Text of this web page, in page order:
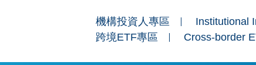
機構投資人專區 Institutional
跨境ETF專區
Cross-border